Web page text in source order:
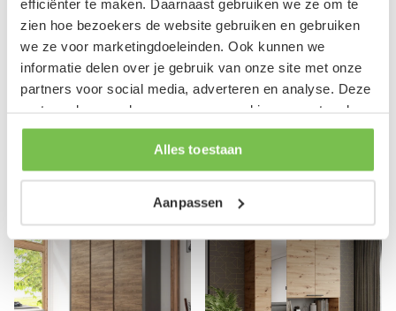
efficiënter te maken. Daarnaast gebruiken we ze om te
zien hoe bezoekers de website gebruiken en gebruiken
we ze voor marketingdoeleinden. Ook kunnen we
informatie delen over je gebruik van onze site met onze
partners voor social media, adverteren en analyse. Deze
partners kunnen deze gegevens combineren met andere
informatie die je aan ze hebt verstrekt of die ze hebben
verzameld op basis van je gebruik van hun services.
Alles toestaan
Aanpassen
Nairobi
Eiken/zwart
206x51x200 cm
799,-
Hinto
Kledingkast 4-deurs
Grijs
160x52x205 cm
Op voorraad